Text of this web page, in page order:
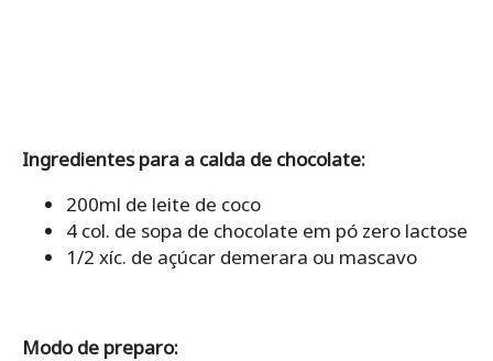
Ingredientes para a calda de chocolate:
200ml de leite de coco
4 col. de sopa de chocolate em pó zero lactose
1/2 xíc. de açúcar demerara ou mascavo
Modo de preparo: